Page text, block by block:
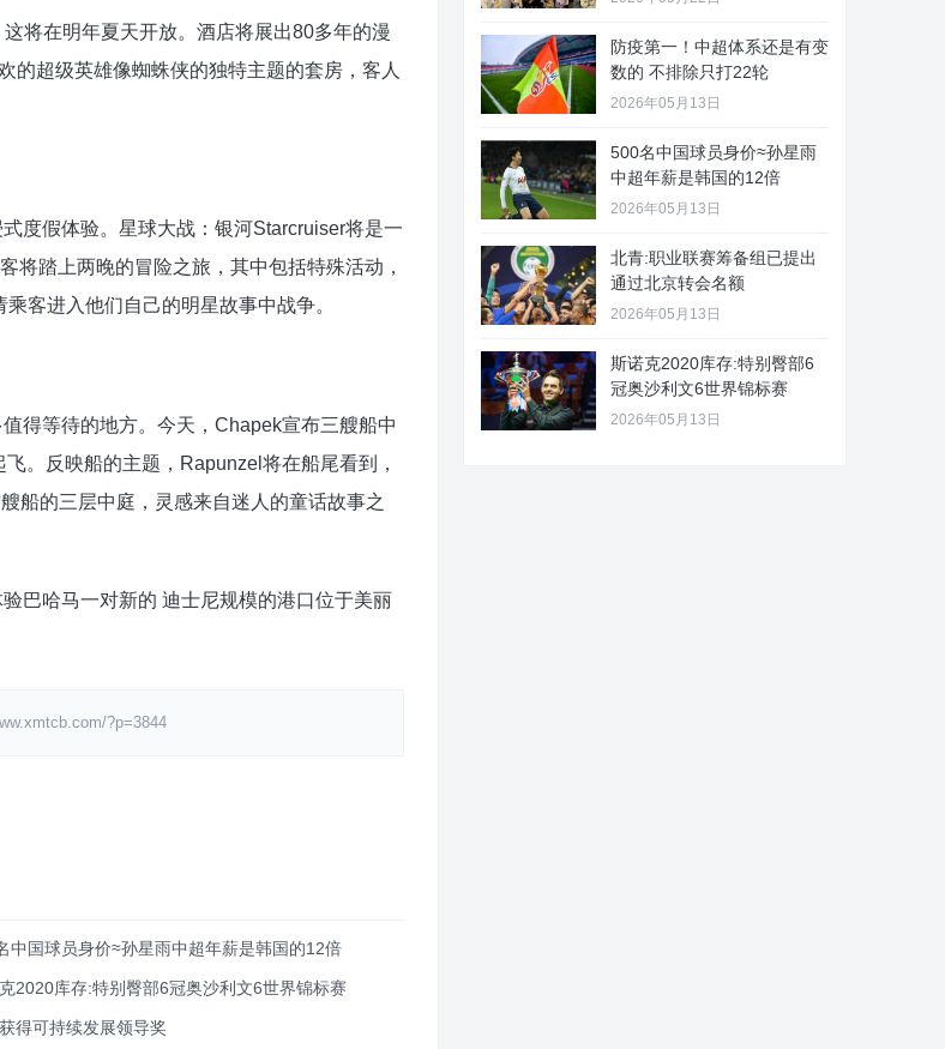
将在明年夏天开放。酒店将展出80多年的漫
的超级英雄像蜘蛛侠的独特主题的套房，客人
度假体验。星球大战：银河Starcruiser将是一
将踏上两晚的冒险之旅，其中包括特殊活动，
客进入他们自己的明星故事中战争。
得等待的地方。今天，Chapek宣布三艘船中
。反映船的主题，Rapunzel将在船尾看到，
船的三层中庭，灵感来自迷人的童话故事之
巴哈马一对新的 迪士尼规模的港口位于美丽
?p=3844
中国球员身价≈孙星雨中超年薪是韩国的12倍
2020库存:特别臀部6冠奥沙利文6世界锦标赛
得可持续发展领导奖
防疫第一！中超体系还是有变
数的 不排除只打22轮
2026年05月13日
500名中国球员身价≈孙星雨
中超年薪是韩国的12倍
2026年05月13日
北青:职业联赛筹备组已提出
通过北京转会名额
2026年05月13日
斯诺克2020库存:特别臀部6
冠奥沙利文6世界锦标赛
2026年05月13日